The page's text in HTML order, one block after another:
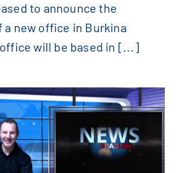
Burkina Faso
to announce the
a new office in Burkina
will be based in [...]